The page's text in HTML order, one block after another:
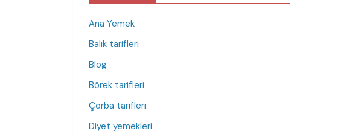
Ana Yemek
Balık tarifleri
Blog
Börek tarifleri
Çorba tarifleri
Diyet yemekleri